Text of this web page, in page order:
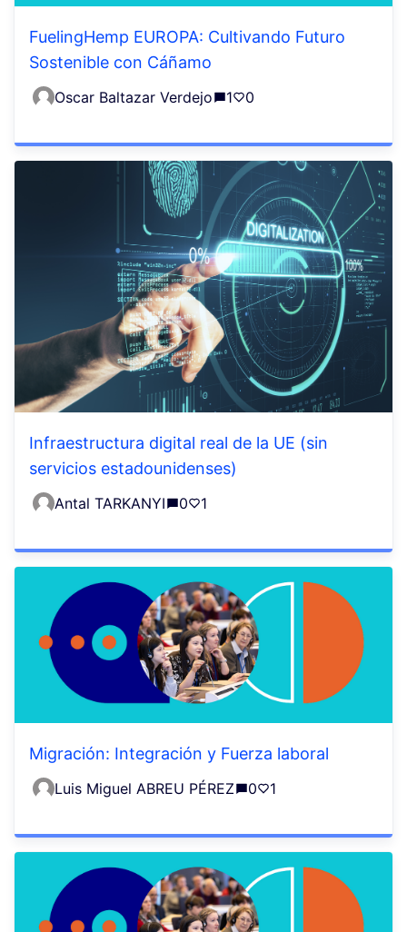
FuelingHemp EUROPA: Cultivando Futuro
Sostenible con Cáñamo
Oscar Baltazar Verdejo 1 0
Infraestructura digital real de la UE (sin
servicios estadounidenses)
Antal TARKANYI 0 1
Migración: Integración y Fuerza laboral
Luis Miguel ABREU PÉREZ 0 1